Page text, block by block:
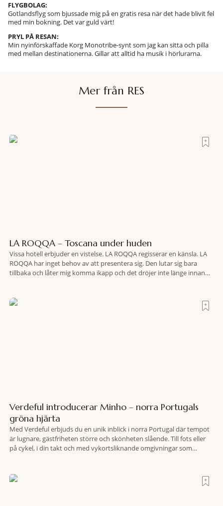
FLYGBOLAG:
Gotlandsflyg som bjussade mig på en gratis resa när det hade blivit fel
med min bokning. Det var guld värt!
PRYL PÅ RESAN:
Min nyinförskaffade Korg Monotribe-synt som jag kan sitta och pilla
med mellan destinationerna. Gillar att alltid ha musik i hörlurarna.
Mer från RES
LA ROQQA – Toscana under huden
Vissa hotell erbjuder en vistelse. LA ROQQA regisserar en känsla. LA
ROQQA har inget behov av att presentera sig. Den lutar sig bara
tillbaka och låter mig komma ikapp och det dröjer inte länge innan
Verdeful introducerar Minho – norra Portugals
gröna hjärta
Med Verdeful erbjuds du en unik inblick i norra Portugal där tempot
är lugnare, gästfriheten större och skönheten slående. Till fots eller
på cykel, i din takt och med vykortsliknande omgivningar som
travel när det